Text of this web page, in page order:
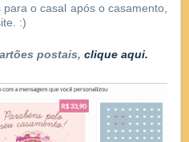
o casal após o casamento,
:)
postais, clique aqui.